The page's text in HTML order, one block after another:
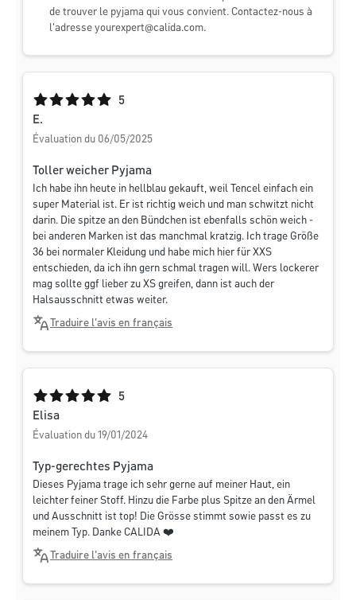
de trouver le pyjama qui vous convient. Contactez-nous à
l'adresse yourexpert@calida.com.
Note moyenne de 5 sur 5 étoiles
5
E.
Évaluation du 06/05/2025
Toller weicher Pyjama
Ich habe ihn heute in hellblau gekauft, weil Tencel einfach ein
super Material ist. Er ist richtig weich und man schwitzt nicht
darin. Die spitze an den Bündchen ist ebenfalls schön weich -
bei anderen Marken ist das manchmal kratzig. Ich trage Größe
36 bei normaler Kleidung und habe mich hier für XXS
entschieden, da ich ihn gern schmal tragen will. Wers lockerer
mag sollte ggf lieber zu XS greifen, dann ist auch der
Halsausschnitt etwas weiter.
Traduire l'avis en français
Note moyenne de 5 sur 5 étoiles
5
Elisa
Évaluation du 19/01/2024
Typ-gerechtes Pyjama
Dieses Pyjama trage ich sehr gerne auf meiner Haut, ein
leichter feiner Stoff. Hinzu die Farbe plus Spitze an den Ärmel
und Ausschnitt ist top! Die Grösse stimmt sowie passt es zu
meinem Typ. Danke CALIDA ❤️
Traduire l'avis en français